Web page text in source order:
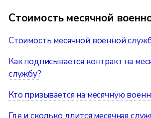
Стоимость месячной
Стоимость месячной военной
Как подписывается контракт на
службу?
Кто призывается на месячную